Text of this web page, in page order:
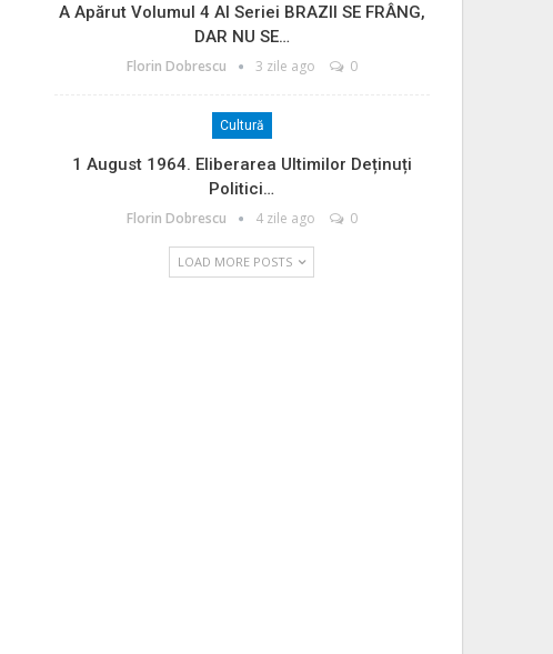
A Apărut Volumul 4 Al Seriei BRAZII SE FRÂNG,
DAR NU SE…
Florin Dobrescu 3 zile ago 0
Cultură
1 August 1964. Eliberarea Ultimilor Deținuți
Politici…
Florin Dobrescu 4 zile ago 0
LOAD MORE POSTS